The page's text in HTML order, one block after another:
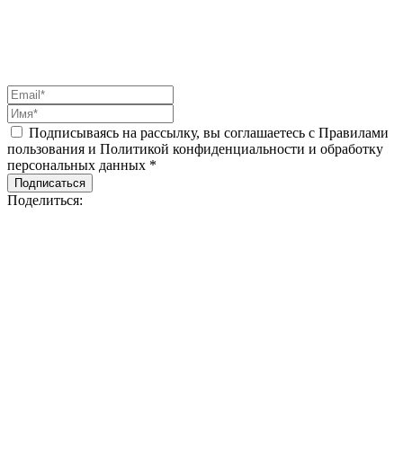
Подписываясь на рассылку, вы соглашаетесь с Правилами
пользования и Политикой конфиденциальности и обработку
персональных данных *
Подписаться
Поделиться: